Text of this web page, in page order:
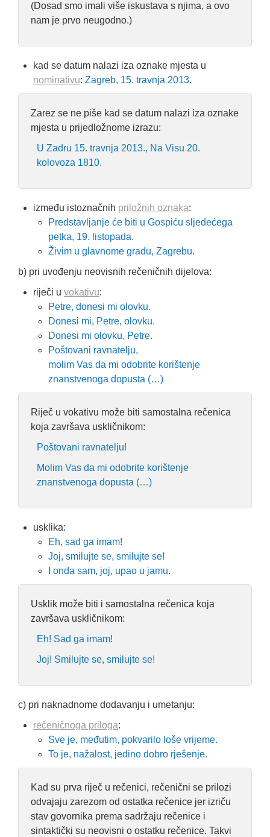
(Dosad smo imali više iskustava s njima, a ovo
nam je prvo neugodno.)
kad se datum nalazi iza oznake mjesta u
nominativu: Zagreb, 15. travnja 2013.
Zarez se ne piše kad se datum nalazi iza oznake
mjesta u prijedložnome izrazu:
U Zadru 15. travnja 2013., Na Visu 20.
kolovoza 1810.
između istoznačnih priložnih oznaka:
Predstavljanje će biti u Gospiću sljedećega
petka, 19. listopada.
Živim u glavnome gradu, Zagrebu.
b) pri uvođenju neovisnih rečeničnih dijelova:
riječi u vokativu:
Petre, donesi mi olovku.
Donesi mi, Petre, olovku.
Donesi mi olovku, Petre.
Poštovani ravnatelju,
molim Vas da mi odobrite korištenje
znanstvenoga dopusta (…)
Riječ u vokativu može biti samostalna rečenica
koja završava uskličnikom:
Poštovani ravnatelju!
Molim Vas da mi odobrite korištenje
znanstvenoga dopusta (…)
usklika:
Eh, sad ga imam!
Joj, smilujte se, smilujte se!
I onda sam, joj, upao u jamu.
Usklik može biti i samostalna rečenica koja
završava uskličnikom:
Eh! Sad ga imam!
Joj! Smilujte se, smilujte se!
c) pri naknadnome dodavanju i umetanju:
rečeničnoga priloga:
Sve je, međutim, pokvarilo loše vrijeme.
To je, nažalost, jedino dobro rješenje.
Kad su prva riječ u rečenici, rečenični se prilozi
odvajaju zarezom od ostatka rečenice jer izriču
stav govornika prema sadržaju rečenice i
sintaktički su neovisni o ostatku rečenice. Takvi